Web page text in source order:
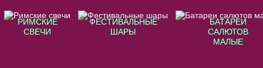
РИМСКИЕ
СВЕЧИ
ФЕСТИВАЛЬНЫЕ
ШАРЫ
БАТАРЕИ
САЛЮТОВ
МАЛЫЕ